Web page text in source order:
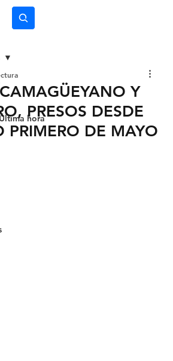
hora
Y
PRESOS DESDE
PRIMERO DE MAYO